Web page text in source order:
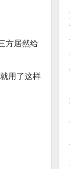
方居然给
用了这样